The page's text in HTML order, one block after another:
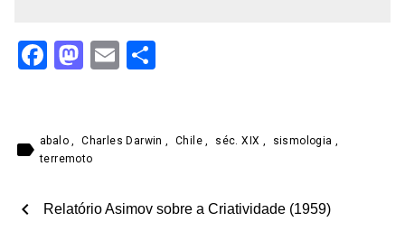
Facebook
Mastodon
Email
label abalo, Charles Darwin, Chile, séc. XIX , sismologia,
terremoto
chevron_left Relatório Asimov sobre a Criatividade (1959)